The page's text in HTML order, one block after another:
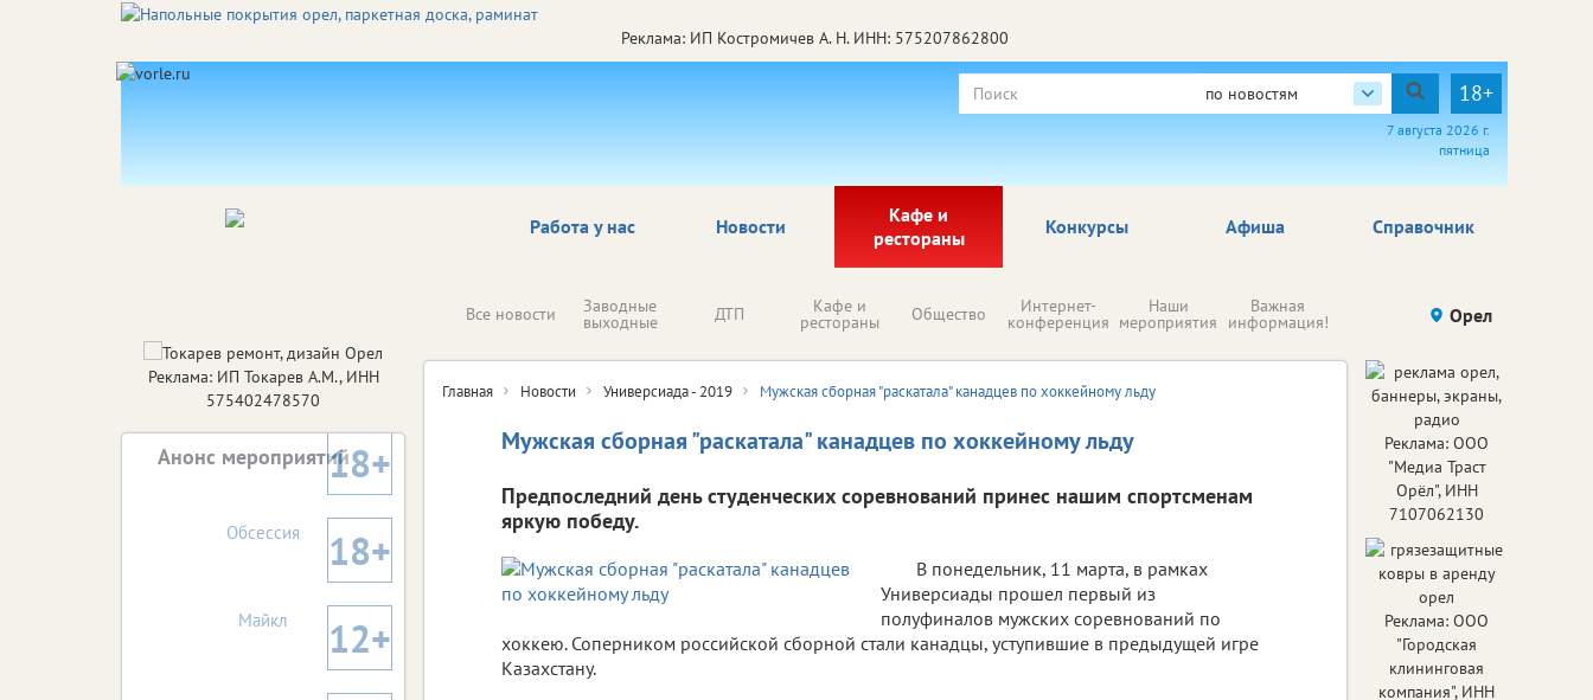
Реклама: ИП Костромичев А. Н. ИНН: 575207862800
по новостям 18+
7 августа 2026 г.
пятница
Работа у нас Новости
Кафе и
рестораны
Афиша Справочник
Конкурсы
Все новости Заводные
выходные ДТП Кафе и
рестораны Общество Интернет-
конференция
Наши
мероприятия
Важная
информация! Происшествия Здоровье
Орел
Главная Новости Универсиада - 2019 Мужская сборная "раскатала" канадцев по хоккейному льду
Мужская сборная "раскатала" канадцев по хоккейному льду
Предпоследний день студенческих соревнований принес нашим спортсменам
яркую победу.
В понедельник, 11 марта, в рамках
Универсиады прошел первый из
полуфиналов мужских соревнований по
хоккею. Соперником российской сборной стали канадцы, уступившие в предыдущей игре
Казахстану.
Реклама: ИП Токарев А.М., ИНН
575402478570
Анонс мероприятий18+
Обсессия 18+
Майкл 12+
Реклама: ООО
"Медиа Траст
Орёл", ИНН
7107062130
Реклама: ООО
"Городская
клининговая
компания", ИНН